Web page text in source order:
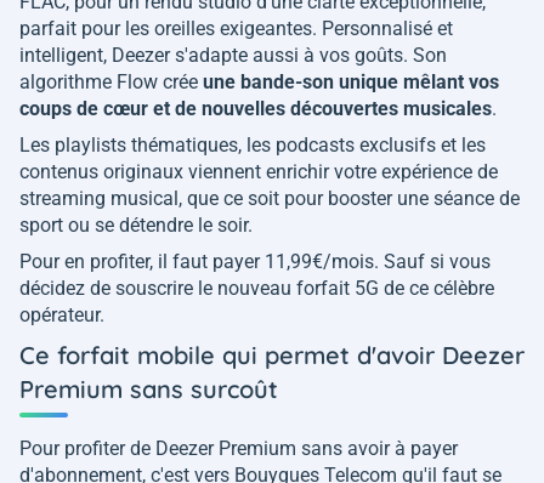
parfait pour les oreilles exigeantes. Personnalisé et
intelligent, Deezer s'adapte aussi à vos goûts. Son
algorithme Flow crée une bande-son unique mêlant vos
coups de cœur et de nouvelles découvertes musicales.
Les playlists thématiques, les podcasts exclusifs et les
contenus originaux viennent enrichir votre expérience de
streaming musical, que ce soit pour booster une séance de
sport ou se détendre le soir.
Pour en profiter, il faut payer 11,99€/mois. Sauf si vous
décidez de souscrire le nouveau forfait 5G de ce célèbre
opérateur.
Ce forfait mobile qui permet d'avoir Deezer
Premium sans surcoût
Pour profiter de Deezer Premium sans avoir à payer
d'abonnement, c'est vers Bouygues Telecom qu'il faut se